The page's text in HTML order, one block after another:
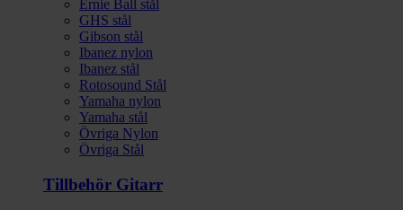
Ernie Ball stål
GHS stål
Gibson stål
Ibanez nylon
Ibanez stål
Rotosound Stål
Yamaha nylon
Yamaha stål
Övriga Nylon
Övriga Stål
Tillbehör Gitarr